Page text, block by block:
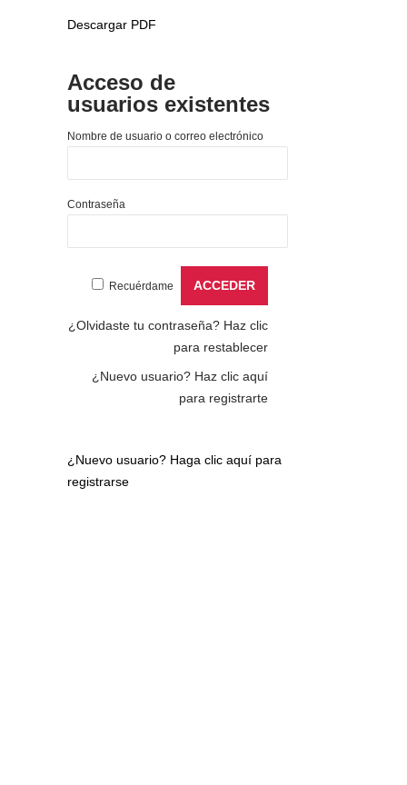
Descargar PDF
Acceso de
usuarios existentes
Nombre de usuario o correo electrónico
Contraseña
Recuérdame
¿Olvidaste tu contraseña? Haz clic
para restablecer
¿Nuevo usuario? Haz clic aquí
para registrarte
¿Nuevo usuario? Haga clic aquí para
registrarse